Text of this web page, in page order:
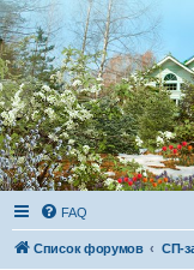
Регистрация
FAQ
Список форумов